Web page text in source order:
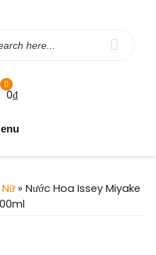
0
0₫
» Nước Hoa Issey Miyake